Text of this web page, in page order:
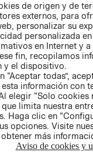
de origen y de
externos, para
personalizar su
personalizada
en Internet y
fin, recopilamos
y el dispositivo.
“Aceptar todas”,
información con
elegir “Solo cookies
limita nuestra
Haga clic en
opciones. Visite
más
Aviso de cookies y